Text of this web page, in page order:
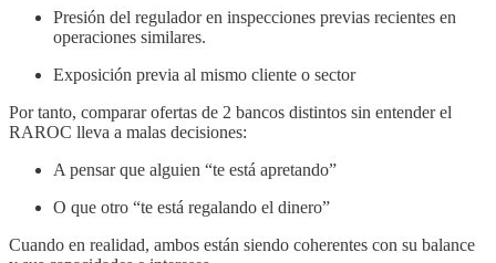
Presión del regulador en inspecciones previas recientes en
operaciones similares.
Exposición previa al mismo cliente o sector
Por tanto, comparar ofertas de 2 bancos distintos sin entender el
RAROC lleva a malas decisiones:
A pensar que alguien “te está apretando”
O que otro “te está regalando el dinero”
Cuando en realidad, ambos están siendo coherentes con su balance